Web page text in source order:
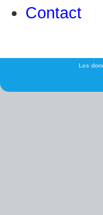
Contact
Les